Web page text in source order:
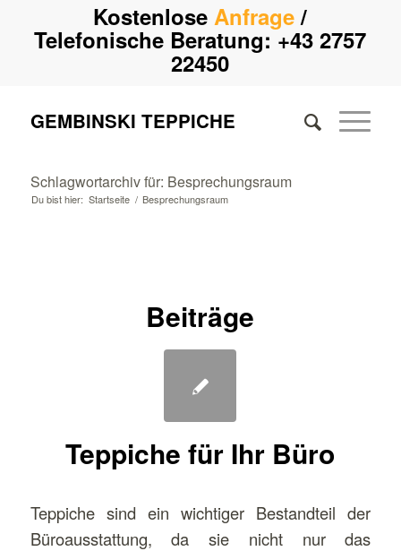
KostenloseAnfrage/
Telefonische Beratung:+43 2757
22450
GEMBINSKI TEPPICHE
Schlagwortarchiv für: Besprechungsraum
Du bist hier: Startseite / Besprechungsraum
Beiträge
Teppiche für Ihr Büro
Teppiche sind ein wichtiger Bestandteil der
Büroausstattung, da sie nicht nur das